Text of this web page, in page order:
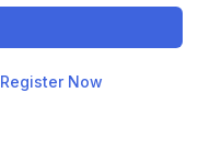
Register Now